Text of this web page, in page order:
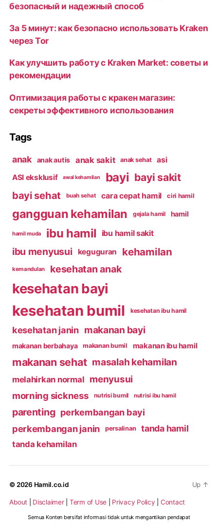
безопасный и надежный способ
За 5 минут: как безопасно использовать Kraken
через Tor
Как улучшить работу с Kraken Market: советы и
рекомендации
Оптимизация работы с кракен магазин:
секреты эффективного использования
Tags
anak anak autis anak sakit anak sehat
asi
ASI eksklusif
awal kehamilan bayi bayi sakit
bayi sehat buah sehat cara cepat hamil ciri hamil
gangguan kehamilan gejala hamil hamil
hamil muda ibu hamil ibu hamil sakit
ibu menyusui keguguran kehamilan
kemandulan kesehatan anak
kesehatan bayi
kesehatan bumil kesehatan ibu hamil
kesehatan janin makanan bayi
makanan berbahaya makanan bumil makanan ibu hamil
makanan sehat masalah kehamilan
melahirkan normal menyusui
morning sickness nutrisi bumil nutrisi ibu hamil
parenting perkembangan bayi
perkembangan janin
persalinan tanda hamil
tanda kehamilan
© 2026 Hamil.co.id
About Disclaimer| Term of Use Privacy Policy Contact
Up ↑
Semua Konten bersifat informasi tidak untuk mengantikan pendapat